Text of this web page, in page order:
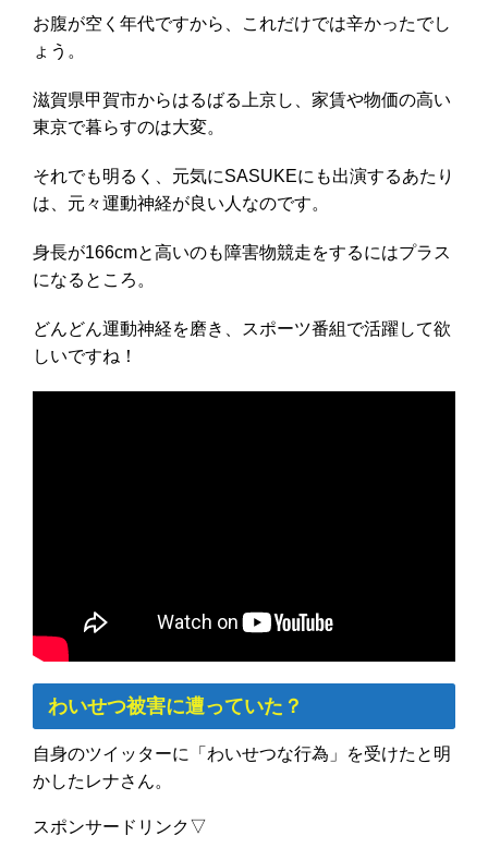
お腹が空く年代ですから、これだけでは辛かったでし
ょう。
滋賀県甲賀市からはるばる上京し、家賃や物価の高い
東京で暮らすのは大変。
それでも明るく、元気にSASUKEにも出演するあたり
は、元々運動神経が良い人なのです。
身長が166cmと高いのも障害物競走をするにはプラス
になるところ。
どんどん運動神経を磨き、スポーツ番組で活躍して欲
しいですね！
わいせつ被害に遭っていた？
自身のツイッターに「わいせつな行為」を受けたと明
かしたレナさん。
スポンサードリンク▽